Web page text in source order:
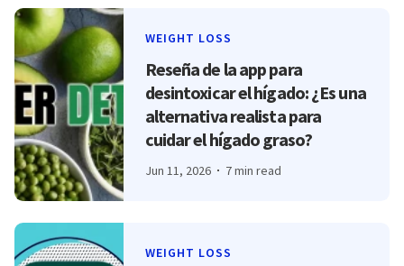
WEIGHT LOSS
Reseña de la app para
desintoxicar el hígado: ¿Es una
alternativa realista para
cuidar el hígado graso?
Jun 11, 2026 7 min read
WEIGHT LOSS